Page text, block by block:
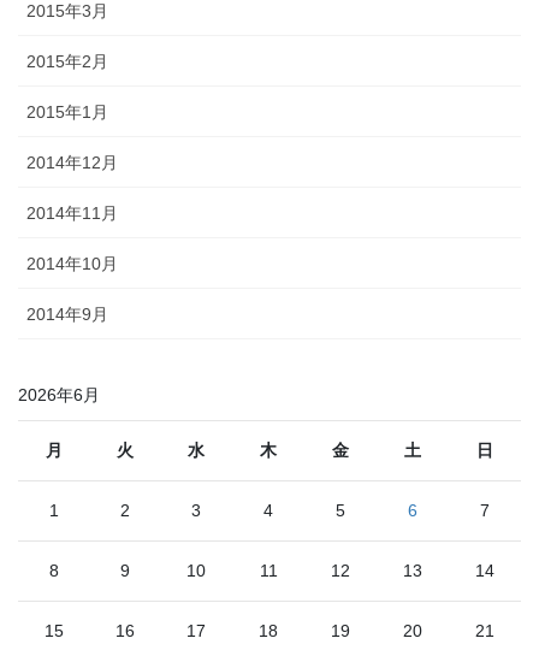
2015年3月
2015年2月
2015年1月
2014年12月
2014年11月
2014年10月
2014年9月
2026年6月
月 火 水 木 金 土 日
1 2 3 4 5 6 7
8 9 10 11 12 13 14
15 16 17 18 19 20 21